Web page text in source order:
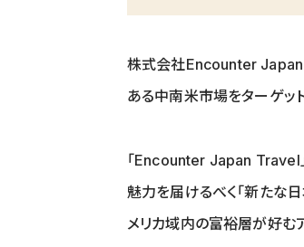
株式会社Encounter Japan
ある中南米市場をターゲッ
「Encounter Japan Travel
魅力を届けるべく「新たな
メリカ域内の富裕層が好む